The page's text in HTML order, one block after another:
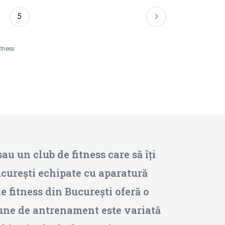
5
un club de fitness care să îți
echipate cu aparatură
fitness din București oferă o
de antrenament este variată